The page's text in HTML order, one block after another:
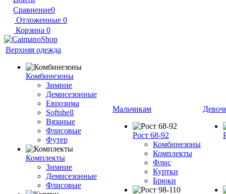
Сравнение0
Отложенные 0
Корзина 0
Верхняя одежда
Комбинезоны
Зимние
Демисезонные
Еврозима
Softshell
Вязаные
Флисовые
Футер
Комплекты
Зимние
Демисезонные
Флисовые
Мальчикам
Рост 68-92
Комбинезоны
Комплекты
Флис
Куртки
Брюки